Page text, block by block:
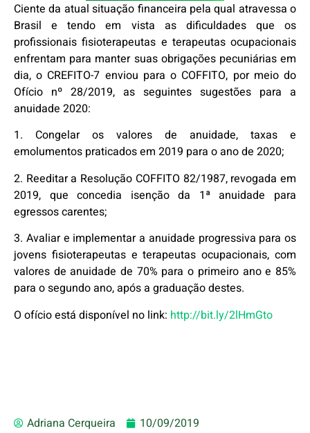
Ciente da atual situação financeira pela qual atravessa o
Brasil e tendo em vista as dificuldades que os
profissionais fisioterapeutas e terapeutas ocupacionais
enfrentam para manter suas obrigações pecuniárias em
dia, o CREFITO-7 enviou para o COFFITO, por meio do
Ofício nº 28/2019, as seguintes sugestões para a
anuidade 2020:
1. Congelar os valores de anuidade, taxas e
emolumentos praticados em 2019 para o ano de 2020;
2. Reeditar a Resolução COFFITO 82/1987, revogada em
2019, que concedia isenção da 1ª anuidade para
egressos carentes;
3. Avaliar e implementar a anuidade progressiva para os
jovens fisioterapeutas e terapeutas ocupacionais, com
valores de anuidade de 70% para o primeiro ano e 85%
para o segundo ano, após a graduação destes.
O ofício está disponível no link: http://bit.ly/2lHmGto
Adriana Cerqueira 10/09/2019